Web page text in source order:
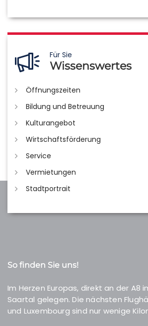
Für Sie
Wissenswertes
Öffnungszeiten
Bildung und Betreuung
Kulturangebot
Wirtschaftsförderung
Service
Vermietungen
Stadtportrait
So finden Sie uns!
Im Herzen Europas, direkt an der A8
Saartal gelegen. Die nächsten
und Luxembourg sind nur wenige